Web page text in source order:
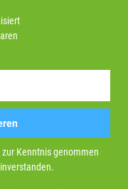
zur Kenntnis genommen